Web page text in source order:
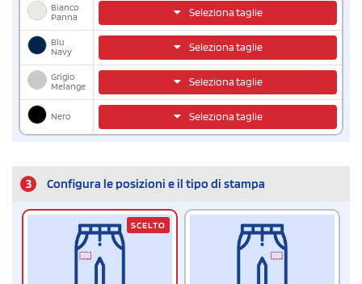
Bianco
Panna
Seleziona taglie
Blu
Navy
Seleziona taglie
Grigio
Melange
Seleziona taglie
Nero Seleziona taglie
3 Configura le posizioni e il tipo di stampa
SCELTO